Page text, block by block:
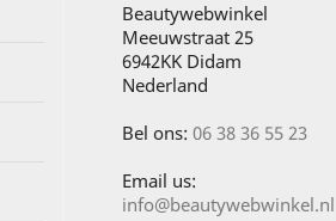
Beautywebwinkel
Meeuwstraat 25
6942KK Didam
Nederland
Bel ons: 06 38 36 55 23
Email us:
info@beautywebwinkel.nl